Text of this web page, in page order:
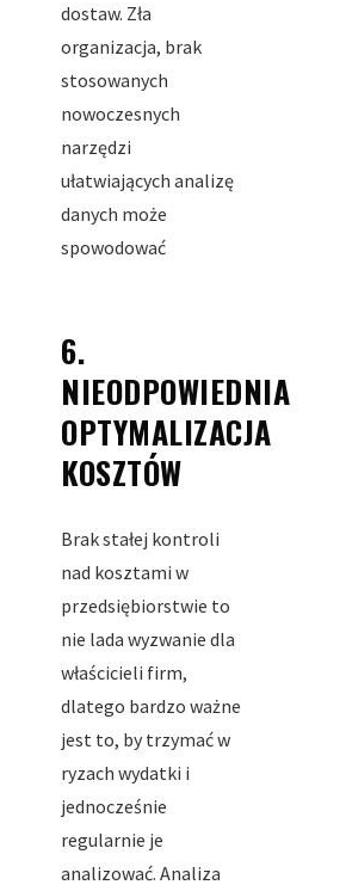
dostaw. Zła
organizacja, brak
stosowanych
nowoczesnych
narzędzi
ułatwiających analizę
danych może
spowodować
6.
NIEODPOWIEDNIA
OPTYMALIZACJA
KOSZTÓW
Brak stałej kontroli
nad kosztami w
przedsiębiorstwie to
nie lada wyzwanie dla
właścicieli firm,
dlatego bardzo ważne
jest to, by trzymać w
ryzach wydatki i
jednocześnie
regularnie je
analizować. Analiza